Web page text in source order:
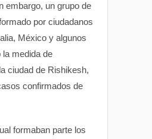
embargo, un grupo de
por ciudadanos
México y algunos
la medida de
ciudad de Rishikesh,
confirmados de
formaban parte los